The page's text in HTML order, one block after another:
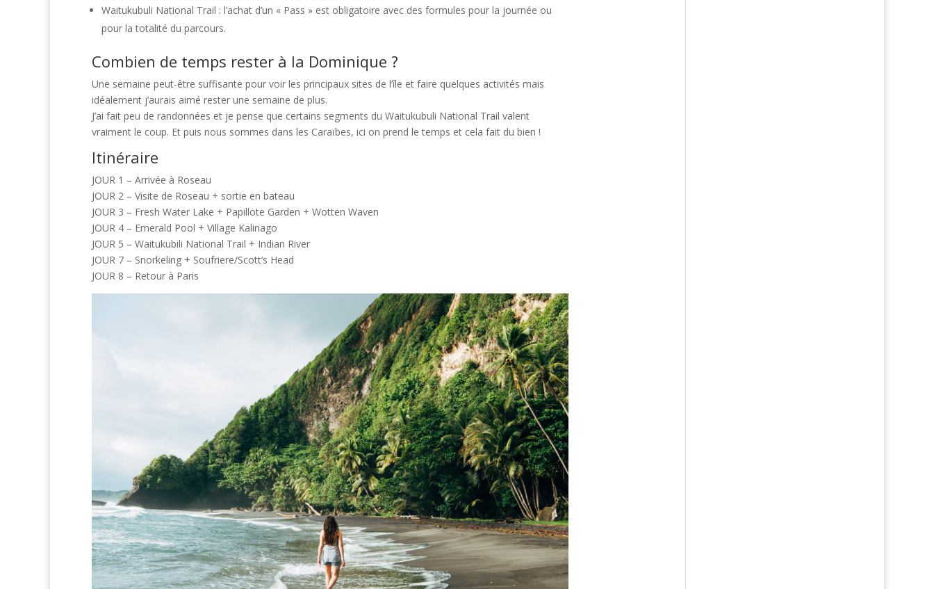
Waitukubuli National Trail : l’achat d’un « Pass » est obligatoire avec des formules pour la journée ou
pour la totalité du parcours.
Combien de temps rester à la Dominique ?
Une semaine peut-être suffisante pour voir les principaux sites de l’île et faire quelques activités mais
idéalement j’aurais aimé rester une semaine de plus.
J’ai fait peu de randonnées et je pense que certains segments du Waitukubuli National Trail valent
vraiment le coup. Et puis nous sommes dans les Caraïbes, ici on prend le temps et cela fait du bien !
Itinéraire
JOUR 1 – Arrivée à Roseau
JOUR 2 – Visite de Roseau + sortie en bateau
JOUR 3 – Fresh Water Lake + Papillote Garden + Wotten Waven
JOUR 4 – Emerald Pool + Village Kalinago
JOUR 5 – Waitukubili National Trail + Indian River
JOUR 7 – Snorkeling + Soufriere/Scott’s Head
JOUR 8 – Retour à Paris